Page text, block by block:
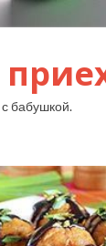
бабушкой.